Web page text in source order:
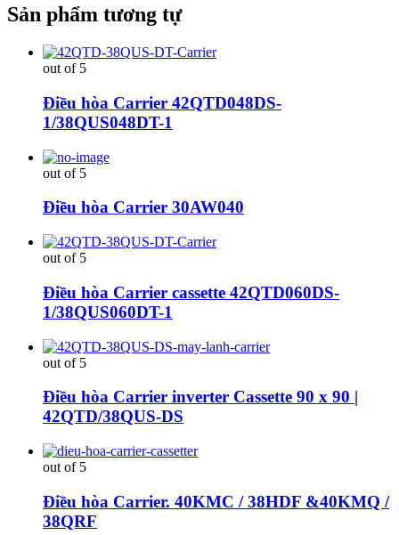
Sản phẩm tương tự
out of 5
Điều hòa Carrier 42QTD048DS-
1/38QUS048DT-1
out of 5
Điều hòa Carrier 30AW040
out of 5
Điều hòa Carrier cassette 42QTD060DS-
1/38QUS060DT-1
out of 5
Điều hòa Carrier inverter Cassette 90 x 90 |
42QTD/38QUS-DS
out of 5
Điều hòa Carrier. 40KMC / 38HDF &40KMQ /
38QRF